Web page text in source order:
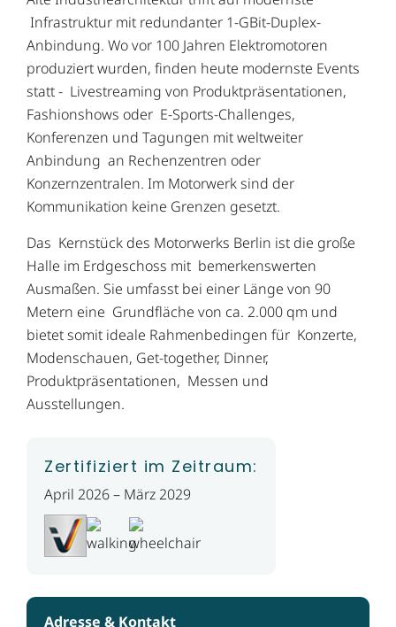
Infrastruktur mit redundanter 1-GBit-Duplex-
Anbindung. Wo vor 100 Jahren Elektromotoren
produziert wurden, finden heute modernste Events
statt - Livestreaming von Produktpräsentationen,
Fashionshows oder E-Sports-Challenges,
Konferenzen und Tagungen mit weltweiter
Anbindung an Rechenzentren oder
Konzernzentralen. Im Motorwerk sind der
Kommunikation keine Grenzen gesetzt.
Das Kernstück des Motorwerks Berlin ist die große
Halle im Erdgeschoss mit bemerkenswerten
Ausmaßen. Sie umfasst bei einer Länge von 90
Metern eine Grundfläche von ca. 2.000 qm und
bietet somit ideale Rahmenbedingen für Konzerte,
Modenschauen, Get-together, Dinner,
Produktpräsentationen, Messen und
Ausstellungen.
Zertifiziert im Zeitraum:
April 2026 – März 2029
Adresse & Kontakt